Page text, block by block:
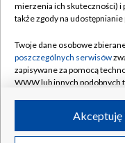
Naziemna Telewizja
Rada Programowa
System NOS
Informacje o
Program dla prasy
©2026
mierzenia ich skuteczności) i
także zgody na
Twoje dane osobowe
poszczególnych serwisów
zapisywane za pomocą
WWW lub innych
ruchu w Internecie.Akceptuję